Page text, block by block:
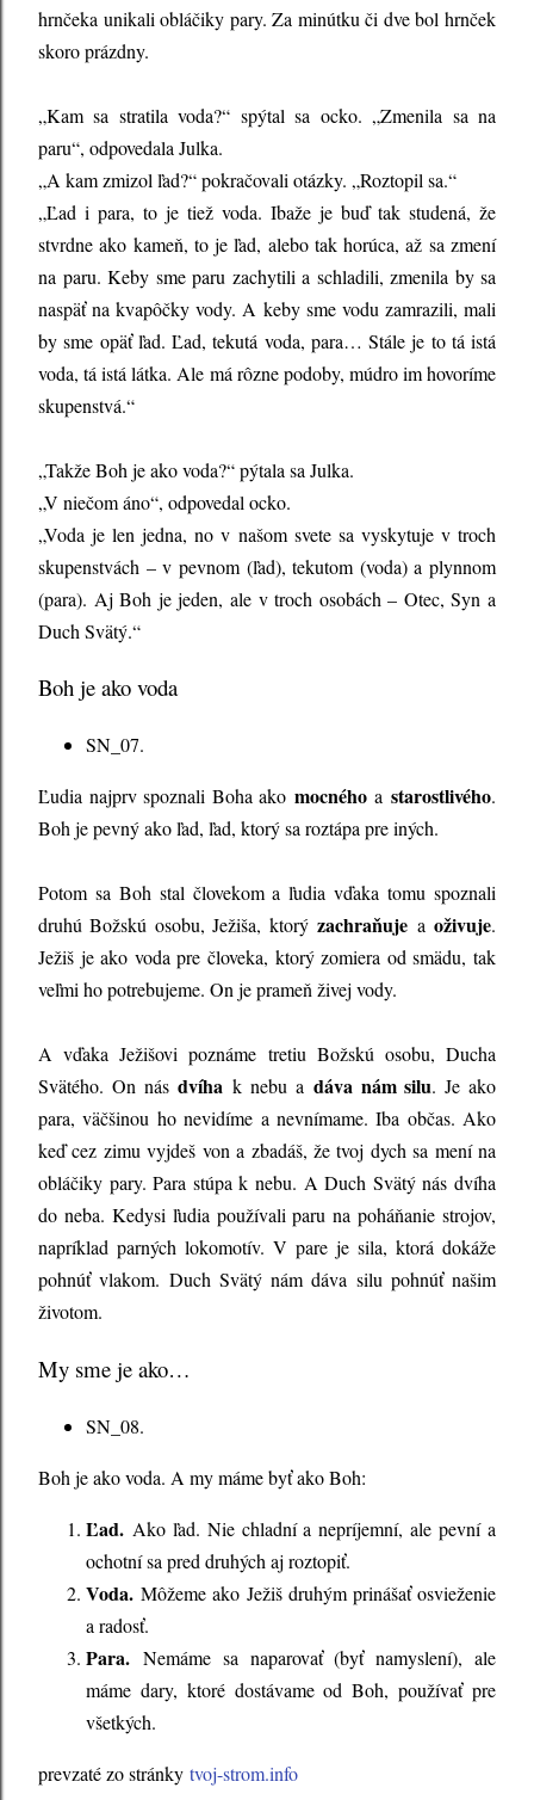
hrnčeka unikali obláčiky pary. Za minútku či dve bol hrnček
skoro prázdny.
„Kam sa stratila voda?“ spýtal sa ocko. „Zmenila sa na
paru“, odpovedala Julka.
„A kam zmizol ľad?“ pokračovali otázky. „Roztopil sa.“
„Ľad i para, to je tiež voda. Ibaže je buď tak studená, že
stvrdne ako kameň, to je ľad, alebo tak horúca, až sa zmení
na paru. Keby sme paru zachytili a schladili, zmenila by sa
naspäť na kvapôčky vody. A keby sme vodu zamrazili, mali
by sme opäť ľad. Ľad, tekutá voda, para… Stále je to tá istá
voda, tá istá látka. Ale má rôzne podoby, múdro im hovoríme
skupenstvá.“
„Takže Boh je ako voda?“ pýtala sa Julka.
„V niečom áno“, odpovedal ocko.
„Voda je len jedna, no v našom svete sa vyskytuje v troch
skupenstvách – v pevnom (ľad), tekutom (voda) a plynnom
(para). Aj Boh je jeden, ale v troch osobách – Otec, Syn a
Duch Svätý.“
Boh je ako voda
SN_07.
Ľudia najprv spoznali Boha ako mocnéhoastarostlivého.
Boh je pevný ako ľad, ľad, ktorý sa roztápa pre iných.
Potom sa Boh stal človekom a ľudia vďaka tomu spoznali
druhú Božskú osobu, Ježiša, ktorýzachraňuje aoživuje.
Ježiš je ako voda pre človeka, ktorý zomiera od smädu, tak
veľmi ho potrebujeme. On je prameň živej vody.
A vďaka Ježišovi poznáme tretiu Božskú osobu, Ducha
Svätého. On násdvíha k nebu a dáva nám silu. Je ako
para, väčšinou ho nevidíme a nevnímame. Iba občas. Ako
keď cez zimu vyjdeš von a zbadáš, že tvoj dych sa mení na
obláčiky pary. Para stúpa k nebu. A Duch Svätý nás dvíha
do neba. Kedysi ľudia používali paru na poháňanie strojov,
napríklad parných lokomotív. V pare je sila, ktorá dokáže
pohnúť vlakom. Duch Svätý nám dáva silu pohnúť našim
životom.
My sme je ako…
SN_08.
Boh je ako voda. A my máme byť ako Boh:
Ľad. Ako ľad. Nie chladní a nepríjemní, ale pevní a
ochotní sa pred druhých aj roztopiť.
Voda.Môžeme ako Ježiš druhým prinášať osvieženie
a radosť.
Para. Nemáme sa naparovať (byť namyslení), ale
máme dary, ktoré dostávame od Boh, používať pre
všetkých.
prevzaté zo stránky tvoj-strom.info